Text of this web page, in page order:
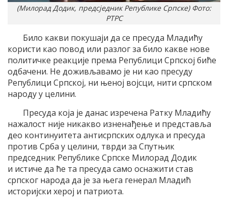
(Милорад Додик, предсједник Републике Српске) Фото:
РТРС
Било какви покушаји да се пресуда Младићу
користи као повод или разлог за било какве нове
политичке реакције према Републици Српској биће
одбачени. Не доживљавамо је ни као пресуду
Републици Српској, ни њеној војсци, нити српском
народу у целини.
Пресуда која је данас изречена Ратку Младићу
нажалост није никакво изненађење и представља
део континуитета антисрпских одлука и пресуда
против Срба у целини, тврди за Спутњик
председник Републике Српске Милорад Додик
и истиче да ће та пресуда само оснажити став
српског народа да је за њега генерал Младић
историјски херој и патриота.